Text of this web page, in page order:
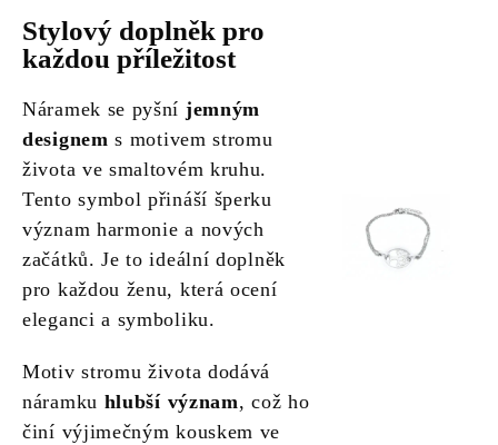
Stylový doplněk pro
každou příležitost
Náramek se pyšní jemným
designem s motivem stromu
života ve smaltovém kruhu.
Tento symbol přináší šperku
význam harmonie a nových
začátků. Je to ideální doplněk
pro každou ženu, která ocení
eleganci a symboliku.
Motiv stromu života dodává
náramku hlubší význam, což ho
činí výjimečným kouskem ve